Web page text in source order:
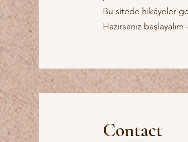
Bu sitede hikâyeler
Hazırsanız
Contact